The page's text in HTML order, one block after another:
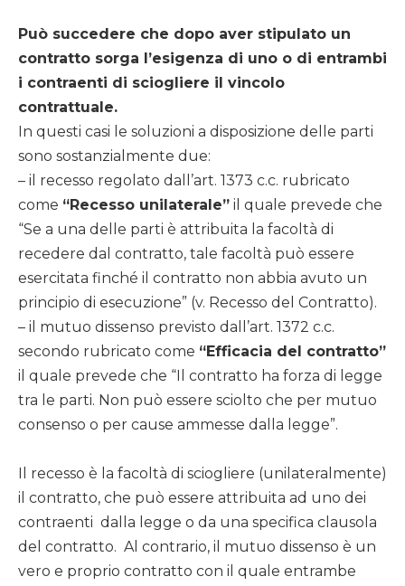
Può succedere che dopo aver stipulato un
contratto sorga l’esigenza di uno o di entrambi
i contraenti di sciogliere il vincolo
contrattuale.
In questi casi le soluzioni a disposizione delle parti
sono sostanzialmente due:
– il recesso regolato dall’art. 1373 c.c. rubricato
come “Recesso unilaterale” il quale prevede che
“Se a una delle parti è attribuita la facoltà di
recedere dal contratto, tale facoltà può essere
esercitata finché il contratto non abbia avuto un
principio di esecuzione” (v. Recesso del Contratto).
– il mutuo dissenso previsto dall’art. 1372 c.c.
secondo rubricato come “Efficacia del contratto”
il quale prevede che “Il contratto ha forza di legge
tra le parti. Non può essere sciolto che per mutuo
consenso o per cause ammesse dalla legge”.
Il recesso è la facoltà di sciogliere (unilateralmente)
il contratto, che può essere attribuita ad uno dei
contraenti dalla legge o da una specifica clausola
del contratto. Al contrario, il mutuo dissenso è un
vero e proprio contratto con il quale entrambe